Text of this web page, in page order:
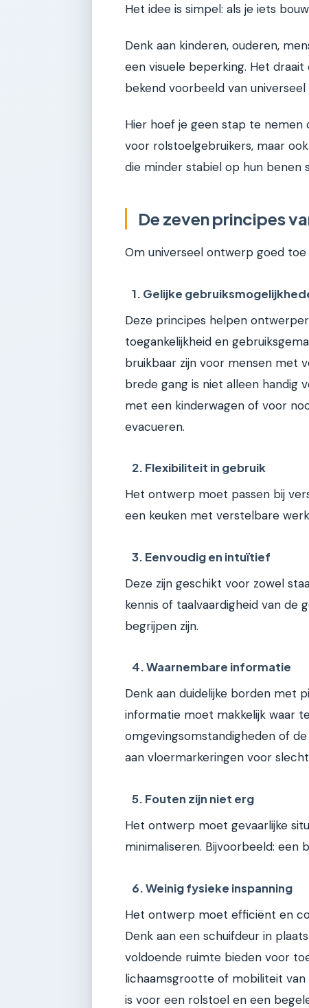
Het idee is simpel: als je iets
Denk aan kinderen, ouderen,
een visuele beperking. Het
bekend voorbeeld van
Hier hoef je geen stap te nemen
voor rolstoelgebruikers, maar
die minder stabiel op hun benen
De zeven principes
Om universeel ontwerp goed
1. Gelijke
Deze principes helpen
toegankelijkheid en
bruikbaar zijn voor mensen met
brede gang is niet alleen handig
met een kinderwagen of voor
evacueren.
2. Flexibiliteit in gebruik
Het ontwerp moet passen bij
een keuken met verstelbare
3. Eenvoudig en intuïtief
Deze zijn geschikt voor zowel
kennis of taalvaardigheid van de
begrijpen zijn.
4. Waarnembare informatie
Denk aan duidelijke borden met
informatie moet makkelijk waar
omgevingsomstandigheden of
aan vloermarkeringen voor
5. Fouten zijn niet erg
Het ontwerp moet gevaarlijke
minimaliseren. Bijvoorbeeld:
6. Weinig fysieke inspanning
Het ontwerp moet efficiënt en
Denk aan een schuifdeur in
voldoende ruimte bieden voor
lichaamsgrootte of mobiliteit
is voor een rolstoel en een